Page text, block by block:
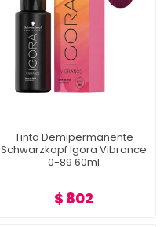
Tinta Demipermanente
Schwarzkopf Igora Vibrance
0-89 60ml
$ 802